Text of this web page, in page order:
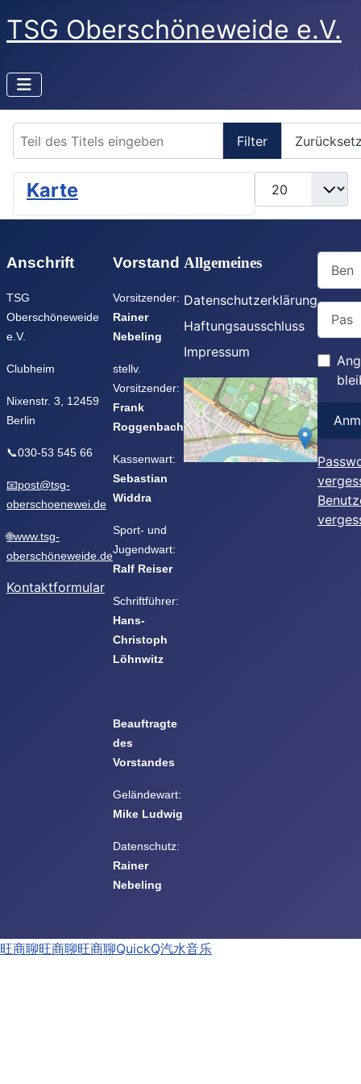
TSG Oberschöneweide e.V.
Filter
Anzeige #
Karte
Anschrift
TSG
Oberschöneweide
e.V.
Clubheim
Nixenstr. 3, 12459
Berlin
📞030-53 545 66
📧post@tsg-
oberschoenewei.de
🌐www.tsg-
oberschöneweide.de
Kontaktformular
Vorstand
Vorsitzender:
Rainer
Nebeling
stellv.
Vorsitzender:
Frank
Roggenbach
Kassenwart:
Sebastian
Widdra
Sport- und
Jugendwart:
Ralf Reiser
Schriftführer:
Hans-
Christoph
Löhnwitz
Beauftragte
des
Vorstandes
Geländewart:
Mike Ludwig
Datenschutz:
Rainer
Nebeling
Allgemeines
Datenschutzerklärung
Haftungsausschluss
Impressum
旺商聊旺商聊旺商聊QuickQ汽水音乐